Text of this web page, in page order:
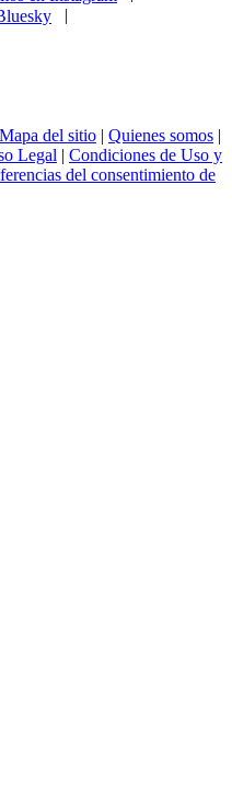
|
Mapa del sitio | Quienes somos |
Legal | Condiciones de Uso y
del consentimiento de